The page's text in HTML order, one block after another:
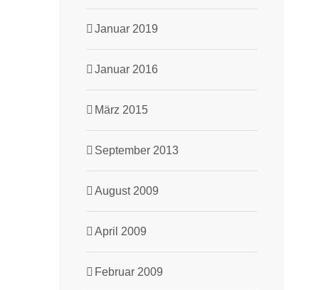
Januar 2019
Januar 2016
März 2015
September 2013
August 2009
April 2009
Februar 2009